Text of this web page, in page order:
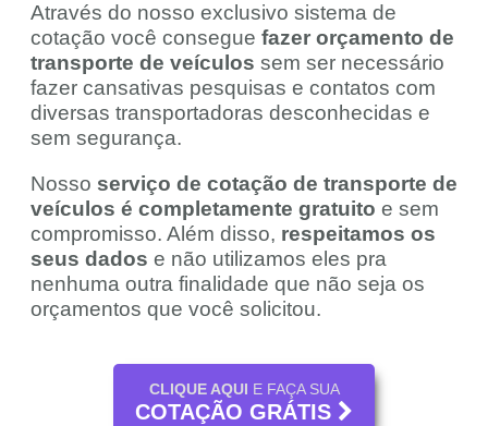
Através do nosso exclusivo sistema de
cotação você consegue fazer orçamento de
transporte de veículos sem ser necessário
fazer cansativas pesquisas e contatos com
diversas transportadoras desconhecidas e
sem segurança.
Nosso serviço de cotação de transporte de
veículos é completamente gratuito e sem
compromisso. Além disso, respeitamos os
seus dados e não utilizamos eles pra
nenhuma outra finalidade que não seja os
orçamentos que você solicitou.
CLIQUE AQUI E FAÇA SUA
COTAÇÃO GRÁTIS